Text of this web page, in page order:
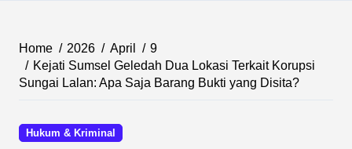
Home 2026 April
9
Kejati Sumsel Geledah Dua Lokasi Terkait Korupsi
Sungai Lalan: Apa Saja Barang Bukti yang Disita?
Hukum & Kriminal